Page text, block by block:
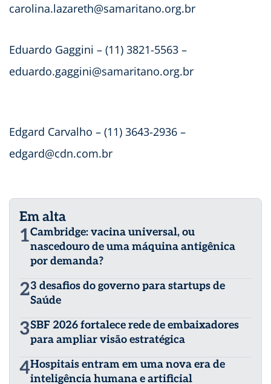
carolina.lazareth@samaritano.org.br
Eduardo Gaggini – (11) 3821-5563 –
eduardo.gaggini@samaritano.org.br
Edgard Carvalho – (11) 3643-2936 –
edgard@cdn.com.br
Em alta
1Cambridge: vacina universal, ou
nascedouro de uma máquina antigênica
por demanda?
23 desafios do governo para startups de
Saúde
3SBF 2026 fortalece rede de embaixadores
para ampliar visão estratégica
4Hospitais entram em uma nova era de
inteligência humana e artificial